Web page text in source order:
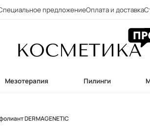
предложениеОплата и доставка
Мезотерапия Пилинги
DERMAGENETIC